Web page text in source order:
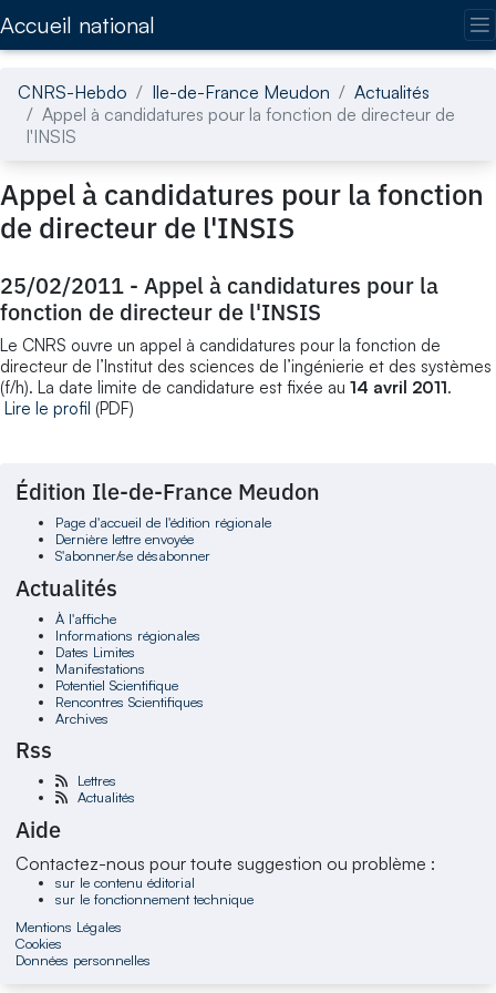
Accueil national
CNRS-Hebdo Ile-de-France Meudon
Actualités
Appel à candidatures pour la fonction de directeur de
l'INSIS
Appel à candidatures pour la fonction
de directeur de l'INSIS
25/02/2011 - Appel à candidatures pour la
fonction de directeur de l'INSIS
Le CNRS ouvre un appel à candidatures pour la fonction de
directeur de l’Institut des sciences de l’ingénierie et des systèmes
(f/h). La date limite de candidature est fixée au 14 avril 2011.
Lire le profil (PDF)
Édition Ile-de-France Meudon
Page d'accueil de l'édition régionale
Dernière lettre envoyée
S'abonner/se désabonner
Actualités
À l'affiche
Informations régionales
Dates Limites
Manifestations
Potentiel Scientifique
Rencontres Scientifiques
Archives
Rss
Lettres
Actualités
Aide
Contactez-nous pour toute suggestion ou problème :
sur le contenu éditorial
sur le fonctionnement technique
Mentions Légales
Cookies
Données personnelles